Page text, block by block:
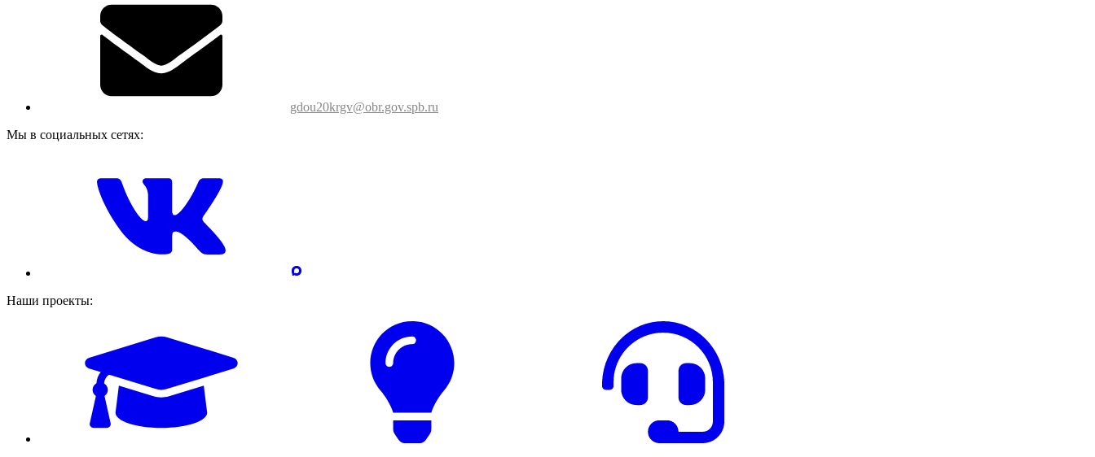
gdou20krgv@obr.gov.spb.ru
Мы в социальных сетях:
Наши проекты: